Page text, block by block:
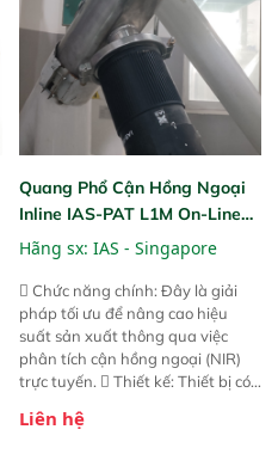
Quang Phổ Cận Hồng Ngoại
Inline IAS-PAT L1M On-Line
NIR
Hãng sx: IAS - Singapore
 Chức năng chính: Đây là giải
pháp tối ưu để nâng cao hiệu
suất sản xuất thông qua việc
phân tích cận hồng ngoại (NIR)
trực tuyến.  Thiết kế: Thiết bị có
hỗ trợ tản nhiệt tăng cường và đã
Liên hệ